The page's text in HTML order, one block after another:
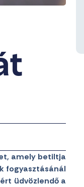
amely betiltja
fogyasztásánál
üdvözlendő a